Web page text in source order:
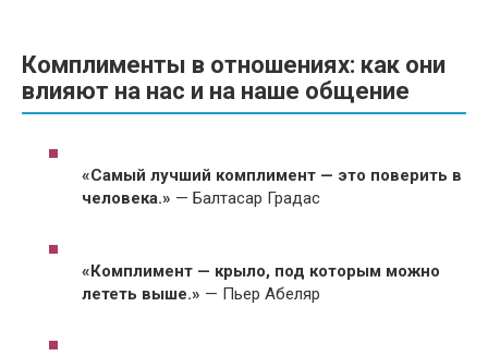
Комплименты в отношениях: как они
влияют на нас и на наше общение
«Самый лучший комплимент — это поверить в
человека.» — Балтасар Градас
«Комплимент — крыло, под которым можно
лететь выше.» — Пьер Абеляр